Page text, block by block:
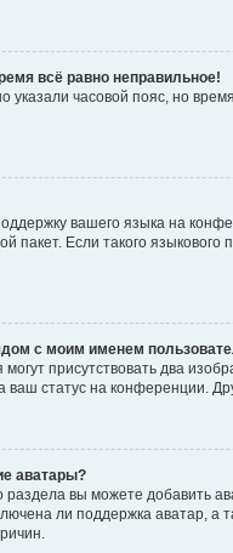
всё равно неправильное!
указали часовой пояс, но
вашего языка на
пакет. Если такого
с моим именем
присутствовать два
статус на конференции.
аватары?
вы можете добавить
ли поддержка аватар, а